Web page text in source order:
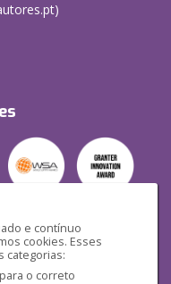
e contínuo
cookies. Esses
categorias:
o correto
)